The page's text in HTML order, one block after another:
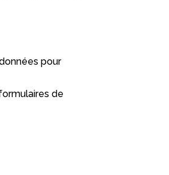
pour
de